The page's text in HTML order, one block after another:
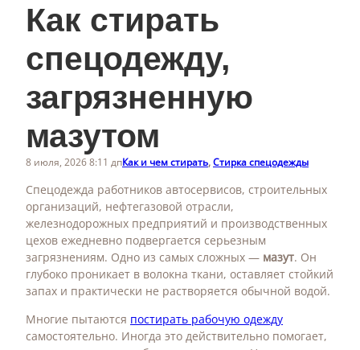
Как стирать
спецодежду,
загрязненную
мазутом
8 июля, 2026 8:11 дпКак и чем стирать, Стирка спецодежды
Спецодежда работников автосервисов, строительных
организаций, нефтегазовой отрасли,
железнодорожных предприятий и производственных
цехов ежедневно подвергается серьезным
загрязнениям. Одно из самых сложных — мазут. Он
глубоко проникает в волокна ткани, оставляет стойкий
запах и практически не растворяется обычной водой.
Многие пытаются постирать рабочую одежду
самостоятельно. Иногда это действительно помогает,